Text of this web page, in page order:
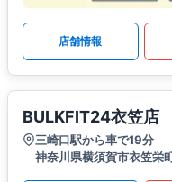
店舗情報
BULKFIT24衣笠店
三崎口駅から車で19分
神奈川県横須賀市衣笠栄